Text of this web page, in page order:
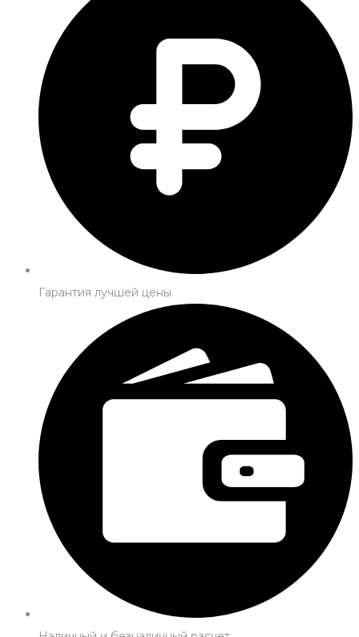
Гарантия лучшей цены